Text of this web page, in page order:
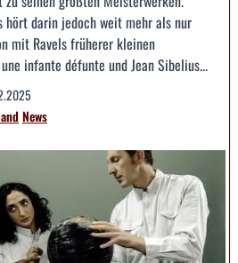
hört darin jedoch weit mehr als nur
mit Ravels früherer kleinen
infante défunte und Jean Sibelius...
News